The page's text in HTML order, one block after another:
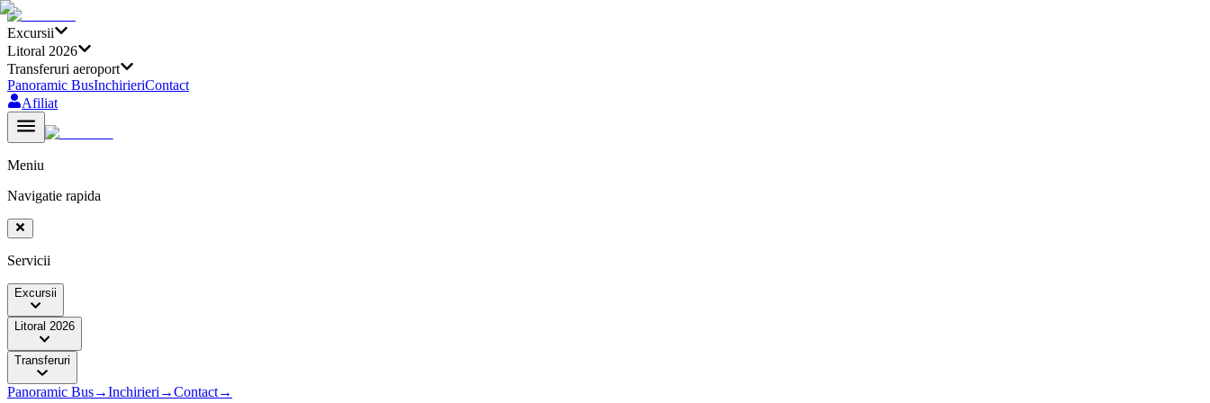
Excursii
Litoral 2026
Transferuri aeroport
Panoramic BusInchirieriContact
Afiliat
Meniu
Navigatie rapida
Servicii
Excursii
Litoral 2026
Transferuri
Panoramic Bus→Inchirieri →Contact→